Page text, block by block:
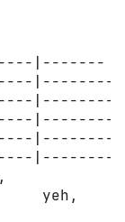
|-------
|--------
|--------
|--------
|--------
yeh,